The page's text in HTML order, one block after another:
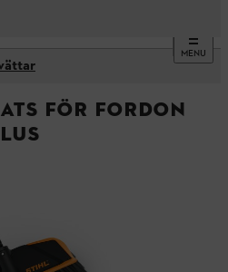
MENU
för fordon